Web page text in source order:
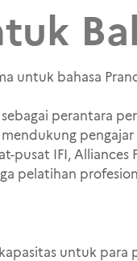
untuk bahasa
perantara
pusat IFI,
pelatihan
untuk para